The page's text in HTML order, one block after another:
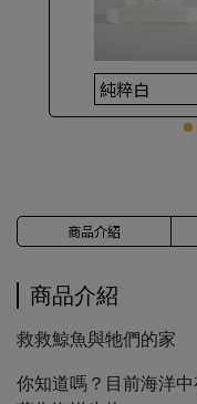
商品介紹
商品介紹
救救鯨魚與牠們的家
你知道嗎？目前海洋